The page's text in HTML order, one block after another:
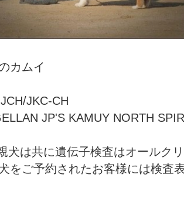
カムイ
JKC-CH
JP'S KAMUY NORTH
犬は共に遺伝子検査はオールク
犬をご予約されたお客様には検査